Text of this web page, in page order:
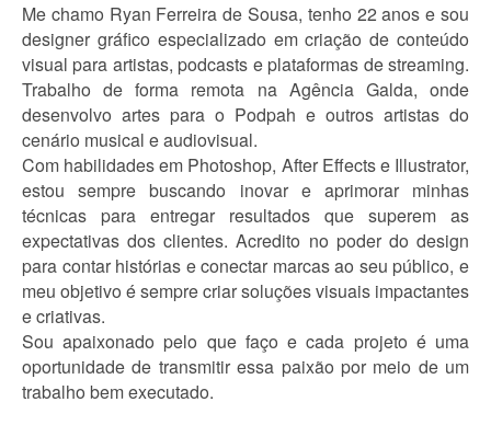
Me chamo Ryan Ferreira de Sousa, tenho 22 anos e sou
designer gráfico especializado em criação de conteúdo
visual para artistas, podcasts e plataformas de streaming.
Trabalho de forma remota na Agência Galda, onde
desenvolvo artes para o Podpah e outros artistas do
cenário musical e audiovisual.
Com habilidades em Photoshop, After Effects e Illustrator,
estou sempre buscando inovar e aprimorar minhas
técnicas para entregar resultados que superem as
expectativas dos clientes. Acredito no poder do design
para contar histórias e conectar marcas ao seu público, e
meu objetivo é sempre criar soluções visuais impactantes
e criativas.
Sou apaixonado pelo que faço e cada projeto é uma
oportunidade de transmitir essa paixão por meio de um
trabalho bem executado.